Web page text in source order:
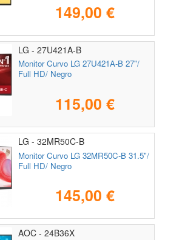
149,00 €
LG - 27U421A-B
Monitor Curvo LG 27U421A-B 27"/
Full HD/ Negro
115,00 €
LG - 32MR50C-B
Monitor Curvo LG 32MR50C-B 31.5"/
Full HD/ Negro
145,00 €
AOC - 24B36X